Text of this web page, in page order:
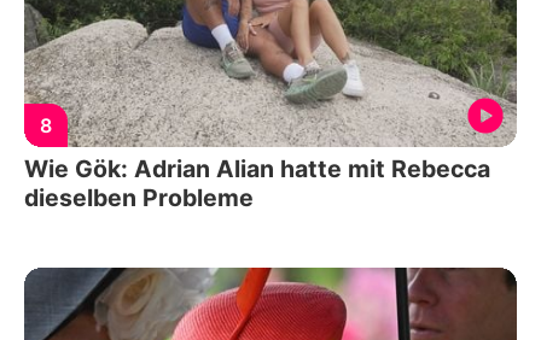
8
Wie Gök: Adrian Alian hatte mit Rebecca
dieselben Probleme